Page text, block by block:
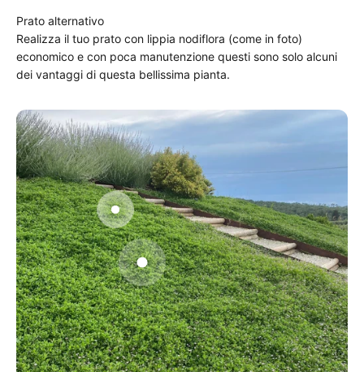
Realizza il tuo prato con lippia nodiflora (come in foto)
economico e con poca manutenzione questi sono solo alcuni
dei vantaggi di questa bellissima pianta.
Aller à l'élément 1
Aller à l'élément 2
Aller à l'élément 3